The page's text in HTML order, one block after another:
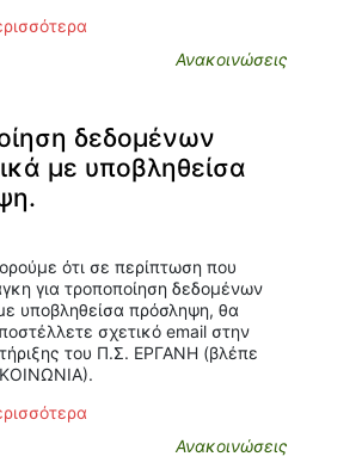
Ανακοινώσεις
δεδομένων
με υποβληθείσα
ότι σε περίπτωση που
για τροποποίηση δεδομένων
υποβληθείσα πρόσληψη, θα
σχετικό email στην
του Π.Σ. ΕΡΓΑΝΗ (βλέπε
Ανακοινώσεις